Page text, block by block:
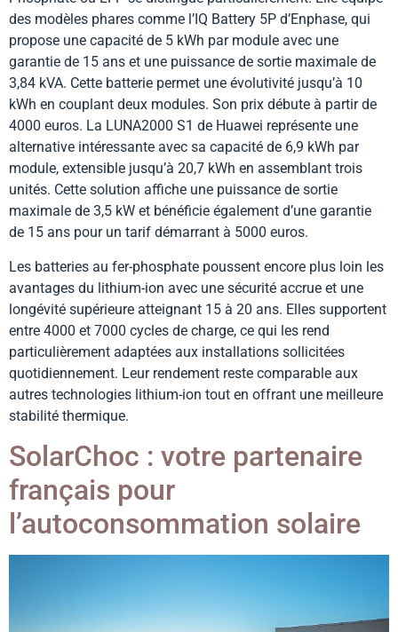
des modèles phares comme l’IQ Battery 5P d’Enphase, qui
propose une capacité de 5 kWh par module avec une
garantie de 15 ans et une puissance de sortie maximale de
3,84 kVA. Cette batterie permet une évolutivité jusqu’à 10
kWh en couplant deux modules. Son prix débute à partir de
4000 euros. La LUNA2000 S1 de Huawei représente une
alternative intéressante avec sa capacité de 6,9 kWh par
module, extensible jusqu’à 20,7 kWh en assemblant trois
unités. Cette solution affiche une puissance de sortie
maximale de 3,5 kW et bénéficie également d’une garantie
de 15 ans pour un tarif démarrant à 5000 euros.
Les batteries au fer-phosphate poussent encore plus loin les
avantages du lithium-ion avec une sécurité accrue et une
longévité supérieure atteignant 15 à 20 ans. Elles supportent
entre 4000 et 7000 cycles de charge, ce qui les rend
particulièrement adaptées aux installations sollicitées
quotidiennement. Leur rendement reste comparable aux
autres technologies lithium-ion tout en offrant une meilleure
stabilité thermique.
SolarChoc : votre partenaire
français pour
l’autoconsommation solaire